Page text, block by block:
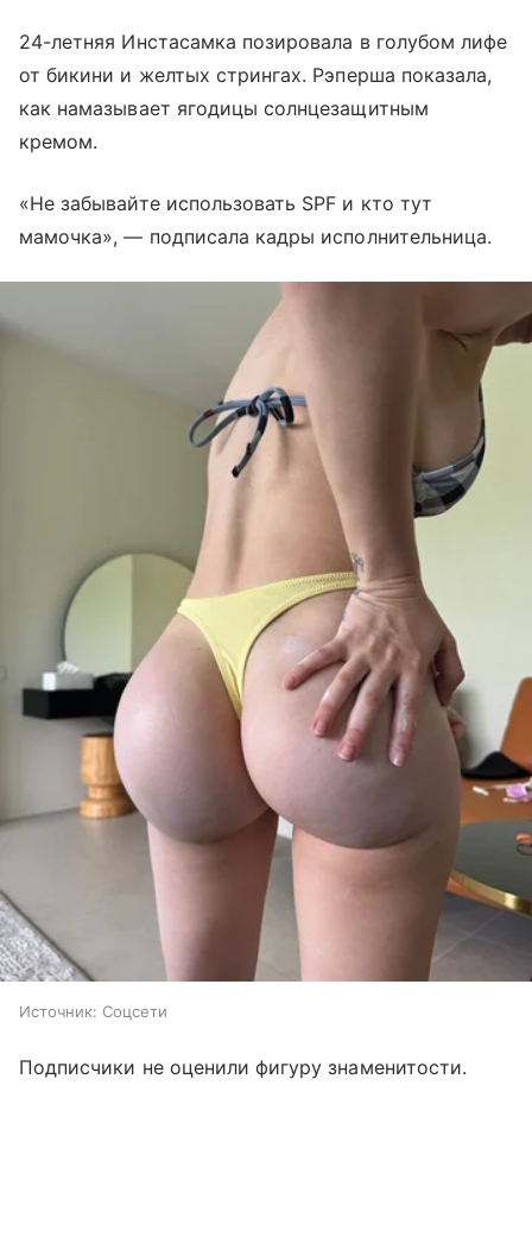
24-летняя Инстасамка позировала в голубом лифе
от бикини и желтых стрингах. Рэперша показала,
как намазывает ягодицы солнцезащитным
кремом.
«Не забывайте использовать SPF и кто тут
мамочка», — подписала кадры исполнительница.
Источник: Соцсети
Подписчики не оценили фигуру знаменитости.